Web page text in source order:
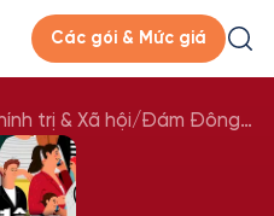
Các gói & Mức giá
trị & Xã hội/ Đám Đông Cô Đơn